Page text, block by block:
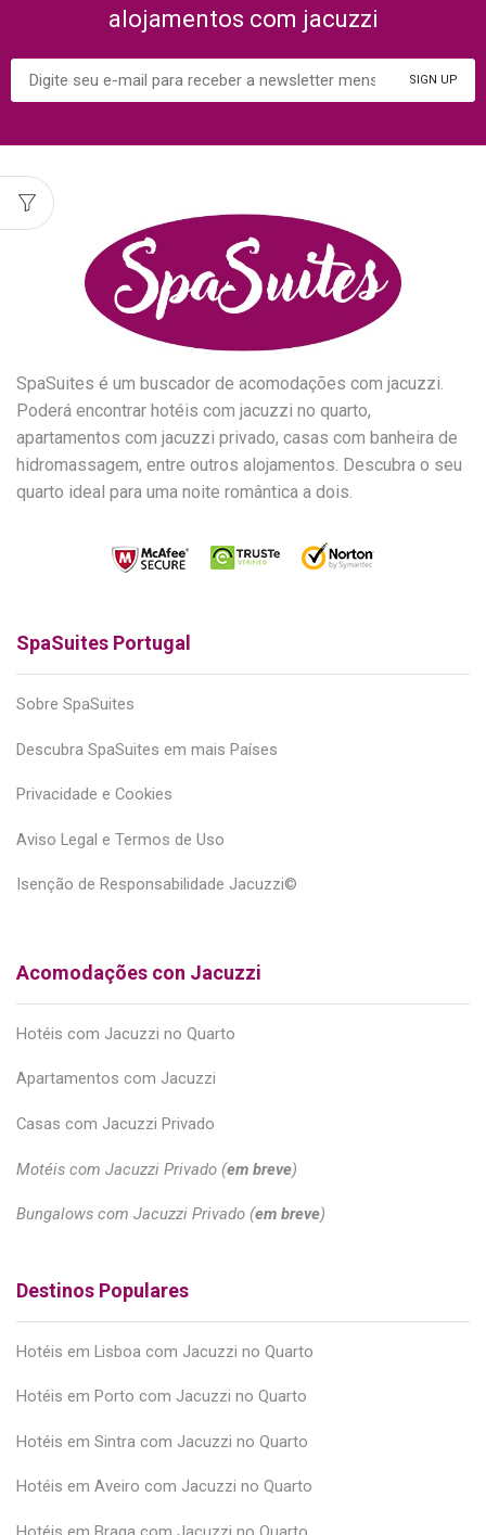
alojamentos com jacuzzi
SpaSuites é um buscador de acomodações com jacuzzi.
Poderá encontrar hotéis com jacuzzi no quarto,
apartamentos com jacuzzi privado, casas com banheira de
hidromassagem, entre outros alojamentos. Descubra o seu
quarto ideal para uma noite romântica a dois.
SpaSuites Portugal
Sobre SpaSuites
Descubra SpaSuites em mais Países
Privacidade e Cookies
Aviso Legal e Termos de Uso
Isenção de Responsabilidade Jacuzzi©
Acomodações con Jacuzzi
Hotéis com Jacuzzi no Quarto
Apartamentos com Jacuzzi
Casas com Jacuzzi Privado
Motéis com Jacuzzi Privado (em breve)
Bungalows com Jacuzzi Privado (em breve)
Destinos Populares
Hotéis em Lisboa com Jacuzzi no Quarto
Hotéis em Porto com Jacuzzi no Quarto
Hotéis em Sintra com Jacuzzi no Quarto
Hotéis em Aveiro com Jacuzzi no Quarto